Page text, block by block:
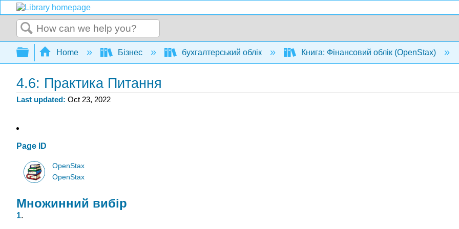
Search
Expand/collapse global hierarchy
Home Бізнес бухгалтерський облік Книга: Фінансовий облік (OpenStax)
4.6: Практика Питання
Last updated Oct 23, 2022
Page ID
OpenStax
OpenStax
Множинний вибір
1.